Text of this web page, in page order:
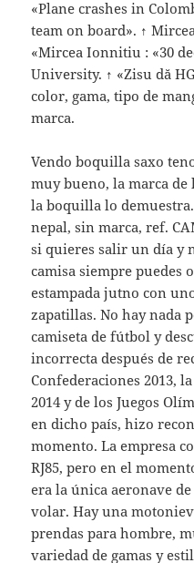
«Plane crashes in
team on board». ↑
«Mircea Ionnitiu : «30
University. ↑ «Zisu dă
color, gama, tipo de
marca.
Vendo boquilla saxo
muy bueno, la marca de
la boquilla lo
nepal, sin marca, ref.
si quieres salir un día y
camisa siempre puedes
estampada jutno con
zapatillas. No hay nada
camiseta de fútbol y
incorrecta después de
Confederaciones 2013,
2014 y de los Juegos
en dicho país, hizo
momento. La empresa
RJ85, pero en el
era la única aeronave
volar. Hay una
prendas para hombre,
variedad de gamas y